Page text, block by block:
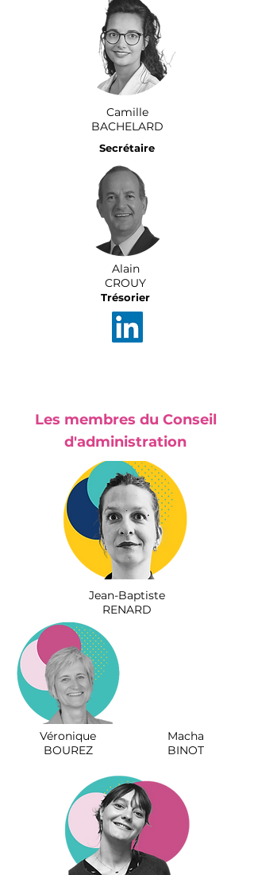
Camille
BACHELARD
Secrétaire
Alain
CROUY
Trésorier
Les membres du Conseil
d'administration
Jean-Baptiste
RENARD
Véronique
BOUREZ
Macha
BINOT